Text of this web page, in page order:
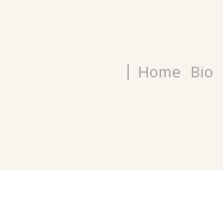
Home Bio